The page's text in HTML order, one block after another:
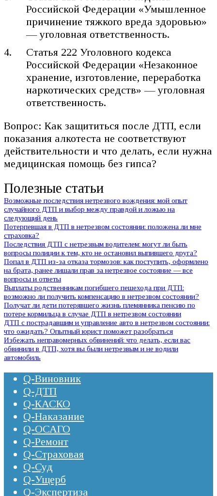
Российской Федерации «Умышленное
причинение тяжкого вреда здоровью»
— уголовная ответственность.
Статья 222 Уголовного кодекса
Российской Федерации «Незаконное
хранение, изготовление, переработка
наркотических средств» — уголовная
ответственность.
Вопрос: Как защититься после ДТП, если
показания алкотеста не соответствуют
действительности и что делать, если нужна
медицинская помощь без гипса?
Полезные статьи
Возможные последствия нетрезвого вождения: мой опыт
случайного ДТП и выбор между правдой и ложью на
следующий день
Потерпевшая в ДТП в нетрезвом состоянии: положена ли мне
страховка?
Последствия ДТП с нетрезвым водителем: могут ли быть
вопросы полиции к тем, кто не остановил выпившего друга?
Попал в ДТП из-за отказа тормозов: как поступить, оформлено
на брата, ранее лишали прав за нетрезвое состояние — все
вопросы и ответы
Выплаты родственникам погибшего пешехода при ДТП:
возможно ли получить компенсацию в нетрезвом состоянии?
Получат ли дети потерявшего жизнь племянника пенсию по
потере кормильца в случае ДТП в нетрезвом состоянии
ДТП с пострадавшим и управление авто в нетрезвом состоянии:
что ожидать? Опытный юрист поможет разобраться
Избежать неправомерных обвинений: что делать, если вас
обвинили в ДТП, хотя вы были нетрезвым и не водили
автомобиль
Q-Виновник
Q-ДТП
Q-КАСКО
Q-Наказание
Q-ОСАГО
Q-Ремонт
Q-Страховая
Q-Суд
Q-Ущерб
Q-Экспертиза